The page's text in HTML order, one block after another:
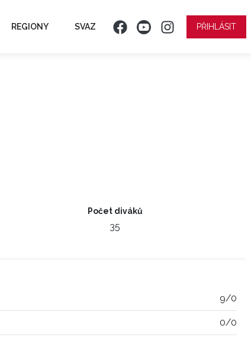
REGIONY SVAZ PŘIHLÁSIT
Počet diváků
35
9/0
0/0